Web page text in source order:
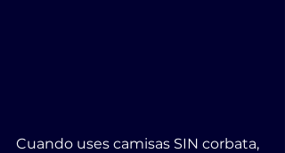
Cuando uses camisas SIN corbata,